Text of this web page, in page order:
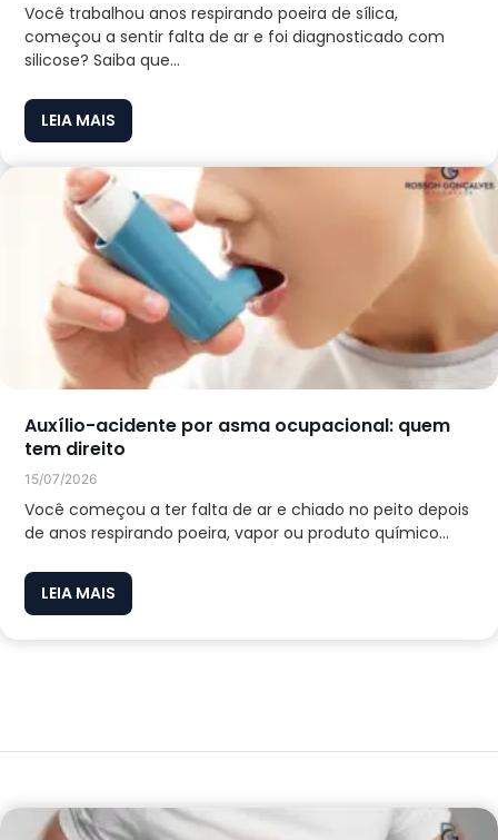
Você trabalhou anos respirando poeira de sílica,
começou a sentir falta de ar e foi diagnosticado com
silicose? Saiba que...
LEIA MAIS
Auxílio-acidente por asma ocupacional: quem
tem direito
15/07/2026
Você começou a ter falta de ar e chiado no peito depois
de anos respirando poeira, vapor ou produto químico...
LEIA MAIS